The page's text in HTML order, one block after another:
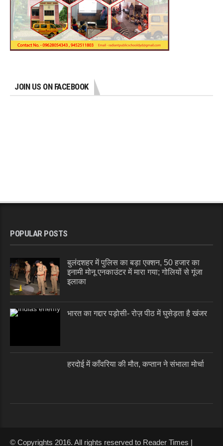
JOIN US ON FACEBOOK
POPULAR POSTS
बुलंदशहर में पुलिस का बड़ा एक्शन, 50 हजार का
इनामी मोनू एनकाउंटर में मारा गया; गोलियों से गूंजा
इलाका
भारत का गद्दार पड़ोसी- रोज़ पीठ में घुसेड़ता है खंजर
हरदोई में काँवरिया की मौत, कप्तान ने संभाला मोर्चा
© Copyrights 2016. All rights reserved to Reader Times |